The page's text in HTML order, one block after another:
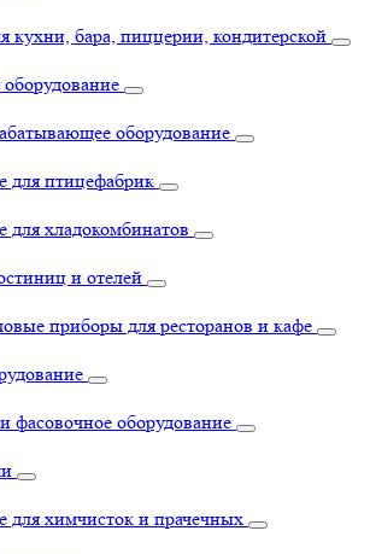
кухни, бара, пиццерии, кондитерской
оборудование
для птицефабрик
для хладокомбинатов
и отелей
приборы для ресторанов и кафе
фасовочное оборудование
для химчисток и прачечных